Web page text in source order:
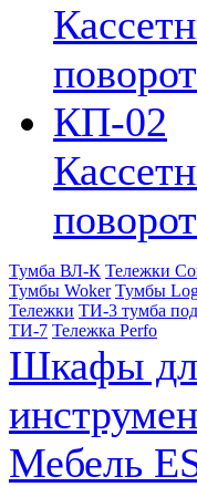
КП-02
Тумба ВЛ-К Тележки
Тумбы Woker Тумбы
Тележки ТИ-3 тумба
ТИ-7 Тележка Perfo
Шкафы
Мебель